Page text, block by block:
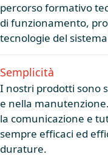
percorso formativo
di funzionamento,
tecnologie del
Semplicità
I nostri prodotti sono
e nella
la comunicazione e
sempre efficaci ed
durature.